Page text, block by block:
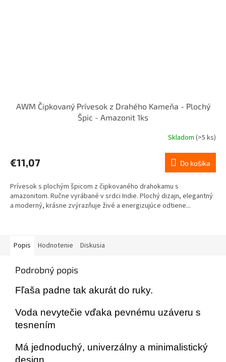
AWM Čipkovaný Prívesok z Drahého Kameňa - Plochý
Špic - Amazonit 1ks
Skladom (>5 ks)
€11,07 Do košíka
Prívesok s plochým špicom z čipkovaného drahokamu s
amazonitom. Ručne vyrábané v srdci Indie. Plochý dizajn, elegantný
a moderný, krásne zvýrazňuje živé a energizujúce odtiene...
Popis Hodnotenie Diskusia
Podrobný popis
Fľaša padne tak akurát do ruky.
Voda nevytečie vďaka pevnému uzáveru s
tesnením
Má jednoduchý, univerzálny a minimalistický
design.